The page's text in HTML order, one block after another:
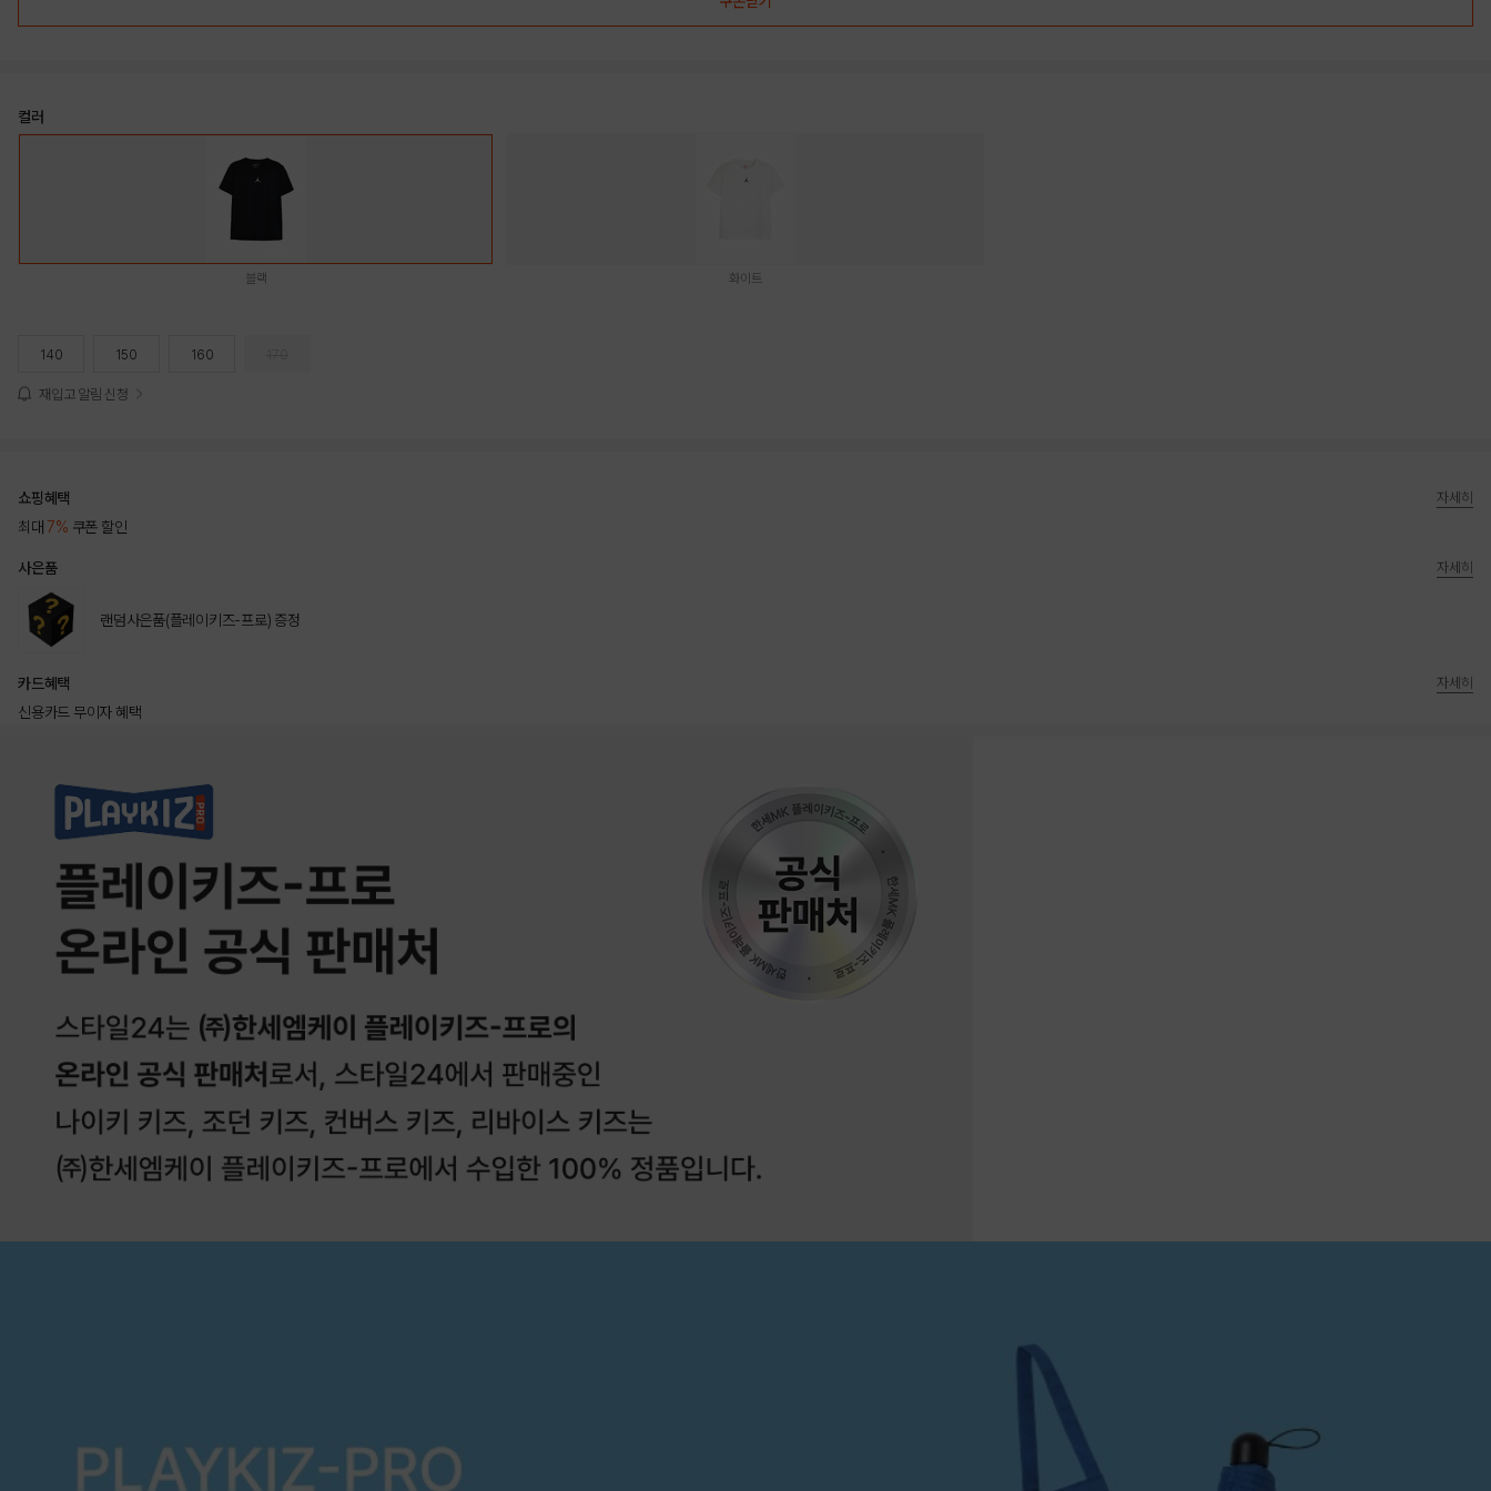
컬러
블랙 화이트
140 150 160
재입고 알림 신청
쇼핑혜택
최대 7% 쿠폰 할인
자세히
사은품
랜덤사은품(플레이키즈-프로) 증정
자세히
카드혜택
신용카드 무이자 혜택
자세히